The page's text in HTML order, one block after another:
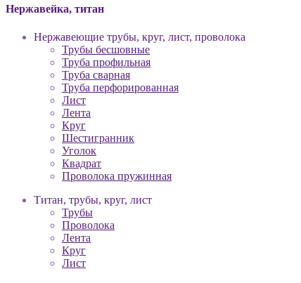
Нержавейка, титан
Нержавеющие трубы, круг, лист, проволока
Трубы бесшовные
Труба профильная
Труба сварная
Труба перфорированная
Лист
Лента
Круг
Шестигранник
Уголок
Квадрат
Проволока пружинная
Титан, трубы, круг, лист
Трубы
Проволока
Лента
Круг
Лист